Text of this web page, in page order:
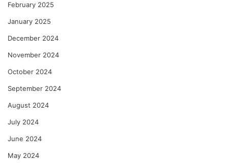
February 2025
January 2025
December 2024
November 2024
October 2024
September 2024
August 2024
July 2024
June 2024
May 2024